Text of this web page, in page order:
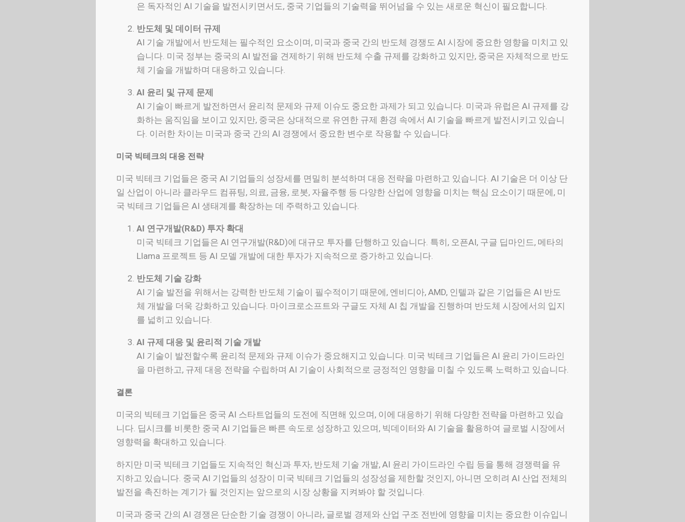
은 독자적인 AI 기술을 발전시키면서도, 중국 기업들의 기술력을 뛰어넘을 수 있는 새로운 혁신이 필요합니다.
반도체 및 데이터 규제
AI 기술 개발에서 반도체는 필수적인 요소이며, 미국과 중국 간의 반도체 경쟁도 AI 시장에 중요한 영향을 미치고 있
습니다. 미국 정부는 중국의 AI 발전을 견제하기 위해 반도체 수출 규제를 강화하고 있지만, 중국은 자체적으로 반도
체 기술을 개발하며 대응하고 있습니다.
AI 윤리 및 규제 문제
AI 기술이 빠르게 발전하면서 윤리적 문제와 규제 이슈도 중요한 과제가 되고 있습니다. 미국과 유럽은 AI 규제를 강
화하는 움직임을 보이고 있지만, 중국은 상대적으로 유연한 규제 환경 속에서 AI 기술을 빠르게 발전시키고 있습니
다. 이러한 차이는 미국과 중국 간의 AI 경쟁에서 중요한 변수로 작용할 수 있습니다.
미국 빅테크의 대응 전략
미국 빅테크 기업들은 중국 AI 기업들의 성장세를 면밀히 분석하며 대응 전략을 마련하고 있습니다. AI 기술은 더 이상 단
일 산업이 아니라 클라우드 컴퓨팅, 의료, 금융, 로봇, 자율주행 등 다양한 산업에 영향을 미치는 핵심 요소이기 때문에, 미
국 빅테크 기업들은 AI 생태계를 확장하는 데 주력하고 있습니다.
AI 연구개발(R&D) 투자 확대
미국 빅테크 기업들은 AI 연구개발(R&D)에 대규모 투자를 단행하고 있습니다. 특히, 오픈AI, 구글 딥마인드, 메타의
Llama 프로젝트 등 AI 모델 개발에 대한 투자가 지속적으로 증가하고 있습니다.
반도체 기술 강화
AI 기술 발전을 위해서는 강력한 반도체 기술이 필수적이기 때문에, 엔비디아, AMD, 인텔과 같은 기업들은 AI 반도
체 개발을 더욱 강화하고 있습니다. 마이크로소프트와 구글도 자체 AI 칩 개발을 진행하며 반도체 시장에서의 입지
를 넓히고 있습니다.
AI 규제 대응 및 윤리적 기술 개발
AI 기술이 발전할수록 윤리적 문제와 규제 이슈가 중요해지고 있습니다. 미국 빅테크 기업들은 AI 윤리 가이드라인
을 마련하고, 규제 대응 전략을 수립하며 AI 기술이 사회적으로 긍정적인 영향을 미칠 수 있도록 노력하고 있습니다.
결론
미국의 빅테크 기업들은 중국 AI 스타트업들의 도전에 직면해 있으며, 이에 대응하기 위해 다양한 전략을 마련하고 있습
니다. 딥시크를 비롯한 중국 AI 기업들은 빠른 속도로 성장하고 있으며, 빅데이터와 AI 기술을 활용하여 글로벌 시장에서
영향력을 확대하고 있습니다.
하지만 미국 빅테크 기업들도 지속적인 혁신과 투자, 반도체 기술 개발, AI 윤리 가이드라인 수립 등을 통해 경쟁력을 유
지하고 있습니다. 중국 AI 기업들의 성장이 미국 빅테크 기업들의 성장성을 제한할 것인지, 아니면 오히려 AI 산업 전체의
발전을 촉진하는 계기가 될 것인지는 앞으로의 시장 상황을 지켜봐야 할 것입니다.
미국과 중국 간의 AI 경쟁은 단순한 기술 경쟁이 아니라, 글로벌 경제와 산업 구조 전반에 영향을 미치는 중요한 이슈입니